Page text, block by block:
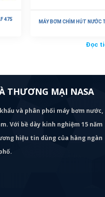
475
MÁY BƠM CHÌM HÚT
Đọc
THƯƠNG MẠI NASA
và phân phối máy bơm nước,
Với bề dày kinh nghiệm 15 năm
hiệu tin dùng của hàng ngàn